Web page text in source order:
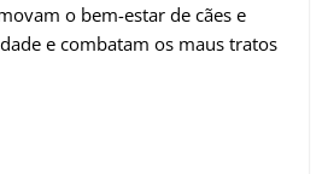
o bem-estar de cães e
e combatam os maus tratos